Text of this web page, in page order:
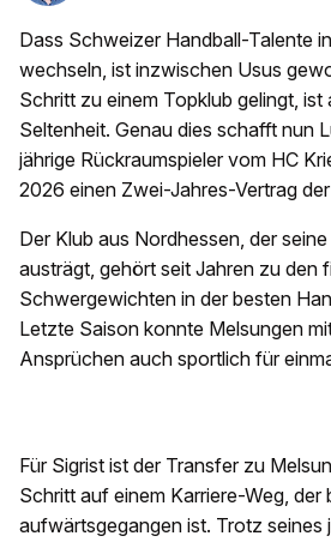
Dass Schweizer Handball-Talente
wechseln, ist inzwischen Usus
Schritt zu einem Topklub gelingt, ist
Seltenheit. Genau dies schafft nun
jährige Rückraumspieler vom HC
2026 einen Zwei-Jahres-Vertrag
Der Klub aus Nordhessen, der
austrägt, gehört seit Jahren zu den
Schwergewichten in der besten
Letzte Saison konnte Melsungen
Ansprüchen auch sportlich für
Für Sigrist ist der Transfer zu
Schritt auf einem Karriere-Weg, der
aufwärtsgegangen ist. Trotz seines